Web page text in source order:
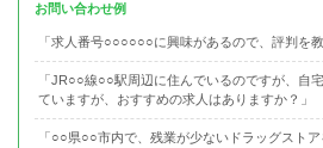
お問い合わせ例
「求人番号○○○○○○に興味があるので、評判を
「JR○○線○○駅周辺に住んでいるのですが、自
ていますが、おすすめの求人はありますか？」
「○○県○○市内で、残業が少ないドラッグスト